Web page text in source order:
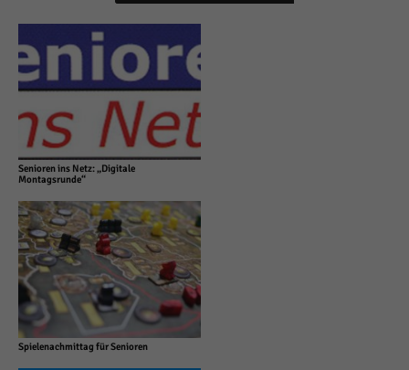
Senioren ins Netz: „Digitale
Montagsrunde“
Spielenachmittag für Senioren